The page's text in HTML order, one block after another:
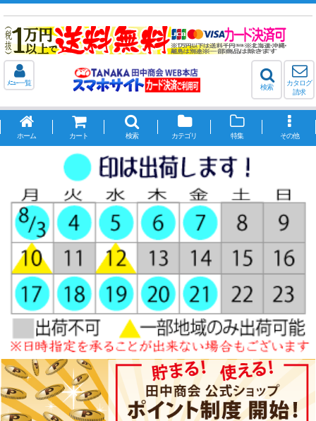
ﾒﾆｭｰ一覧
検索
カタログ
請求
ホーム カート 検索 カテゴリ 特集 その他